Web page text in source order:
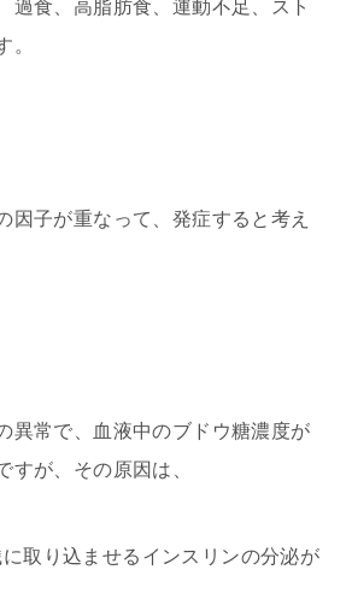
過食、高脂肪食、運動不足、スト
。
因子が重なって、発症すると考え
異常で、血液中のブドウ糖濃度が
すが、その原因は、
取り込ませるインスリンの分泌が